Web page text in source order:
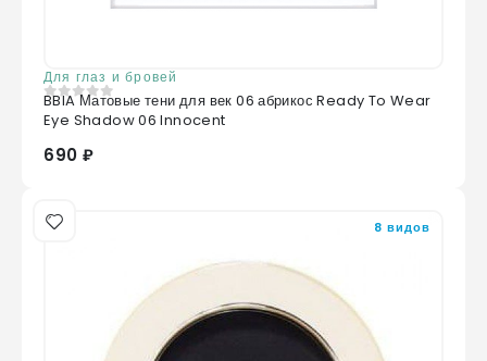
Для глаз и бровей
0из 5
BBIA Матовые тени для век 06 абрикос Ready To Wear
Eye Shadow 06 Innocent
690 ₽
8 видов